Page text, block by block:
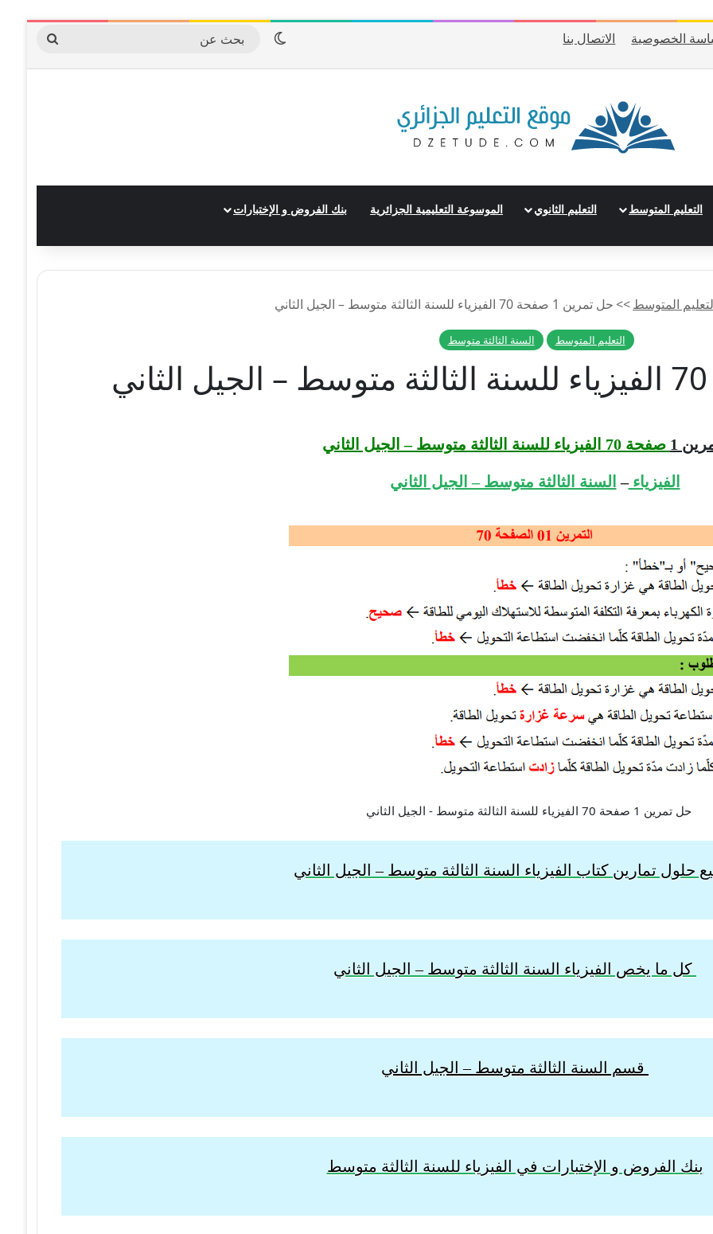
الخصوصية الاتصال بنا الوضع المظلم
بحث
عن
التعليم المتوسط التعليم الثانوي الموسوعة التعليمية الجزائرية بنك الفروض و الإختبارات
المتوسط>>حل تمرين 1 صفحة 70 الفيزياء للسنة الثالثة متوسط – الجيل الثاني
التعليم المتوسط السنة الثالثة متوسط
1 صفحة 70 الفيزياء للسنة الثالثة متوسط – الجيل الثاني
الفيزياء– السنة الثالثة متوسط – الجيل الثاني
حلول تمارين كتاب الفيزياء السنة الثالثة متوسط – الجيل الثاني
كل ما يخص الفيزياء السنة الثالثة متوسط – الجيل الثاني
قسم السنة الثالثة متوسط – الجيل الثاني
بنك الفروض و الإختبارات في الفيزياء للسنة الثالثة متوسط